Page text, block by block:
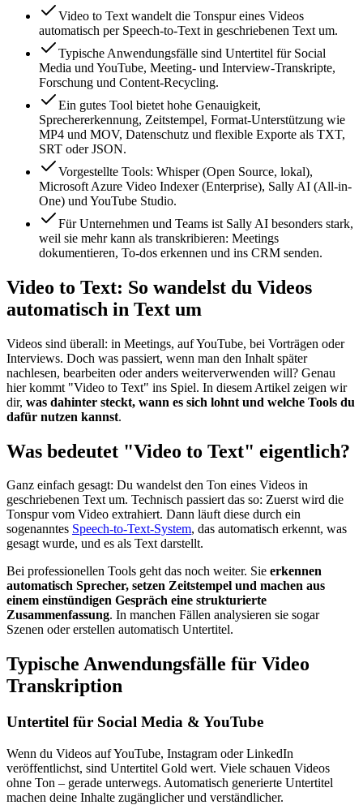
Video to Text wandelt die Tonspur eines Videos
automatisch per Speech-to-Text in geschriebenen Text um.
Typische Anwendungsfälle sind Untertitel für Social
Media und YouTube, Meeting- und Interview-Transkripte,
Forschung und Content-Recycling.
Ein gutes Tool bietet hohe Genauigkeit,
Sprechererkennung, Zeitstempel, Format-Unterstützung wie
MP4 und MOV, Datenschutz und flexible Exporte als TXT,
SRT oder JSON.
Vorgestellte Tools: Whisper (Open Source, lokal),
Microsoft Azure Video Indexer (Enterprise), Sally AI (All-in-
One) und YouTube Studio.
Für Unternehmen und Teams ist Sally AI besonders stark,
weil sie mehr kann als transkribieren: Meetings
dokumentieren, To-dos erkennen und ins CRM senden.
Video to Text: So wandelst du Videos
automatisch in Text um
Videos sind überall: in Meetings, auf YouTube, bei Vorträgen oder
Interviews. Doch was passiert, wenn man den Inhalt später
nachlesen, bearbeiten oder anders weiterverwenden will? Genau
hier kommt "Video to Text" ins Spiel. In diesem Artikel zeigen wir
dir, was dahinter steckt, wann es sich lohnt und welche Tools du
dafür nutzen kannst.
Was bedeutet "Video to Text" eigentlich?
Ganz einfach gesagt: Du wandelst den Ton eines Videos in
geschriebenen Text um. Technisch passiert das so: Zuerst wird die
Tonspur vom Video extrahiert. Dann läuft diese durch ein
sogenanntes Speech-to-Text-System, das automatisch erkennt, was
gesagt wurde, und es als Text darstellt.
Bei professionellen Tools geht das noch weiter. Sie erkennen
automatisch Sprecher, setzen Zeitstempel und machen aus
einem einstündigen Gespräch eine strukturierte
Zusammenfassung. In manchen Fällen analysieren sie sogar
Szenen oder erstellen automatisch Untertitel.
Typische Anwendungsfälle für Video
Transkription
Untertitel für Social Media & YouTube
Wenn du Videos auf YouTube, Instagram oder LinkedIn
veröffentlichst, sind Untertitel Gold wert. Viele schauen Videos
ohne Ton – gerade unterwegs. Automatisch generierte Untertitel
machen deine Inhalte zugänglicher und verständlicher.